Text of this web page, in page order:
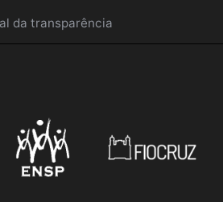
da transparência